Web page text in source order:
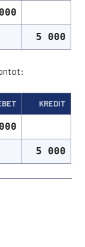
5 000
KREDIT
5 000